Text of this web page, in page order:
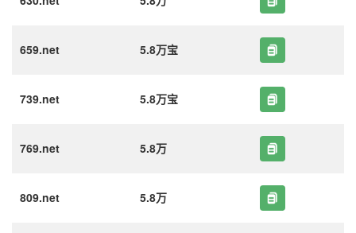
659.net 5.8万宝
739.net 5.8万宝
769.net 5.8万
809.net 5.8万